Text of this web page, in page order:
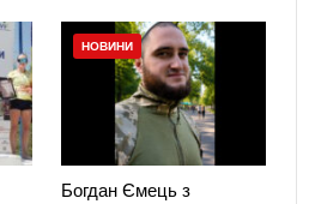
НОВИНИ
Богдан Ємець з